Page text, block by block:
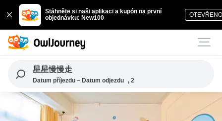
Stáhněte si naši aplikaci a kupón na první
objednávku: New100
星星慢慢走
Datum příjezdu ~ Datum odjezdu , 2